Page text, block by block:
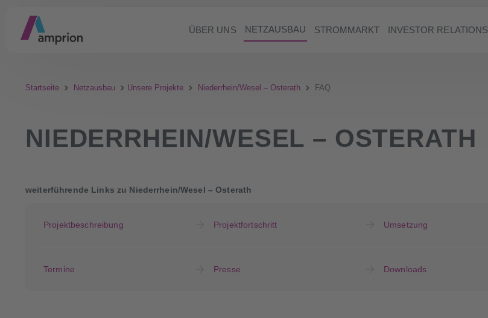
ÜBER UNS NETZAUSBAU STROMMARKT INVESTOR RELATIONS
Startseite Netzausbau Unsere Projekte Niederrhein/Wesel – Osterath FAQ
NIEDERRHEIN/WESEL – OSTERATH
weiterführende Links zu Niederrhein/Wesel – Osterath
Projektbeschreibung Projektfortschritt Umsetzung
Termine Presse Downloads